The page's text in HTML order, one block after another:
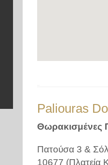
Paliouras
Θωρακισμένες
Πατούσα 3 &
10677 (Πλατεία